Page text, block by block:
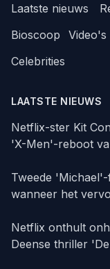
Laatste nieuws
Bioscoop
Video's
Celebrities
LAATSTE NIEUWS
Netflix-ster Kit
'X-Men'-reboot
Tweede
wanneer het
Netflix onthult
Deense thriller